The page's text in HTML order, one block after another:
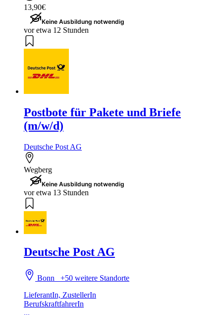
13,90€
Keine Ausbildung notwendig
vor etwa 12 Stunden
Postbote für Pakete und Briefe
(m/w/d)
Deutsche Post AG
Wegberg
Keine Ausbildung notwendig
vor etwa 13 Stunden
Deutsche Post AG
Bonn+50 weitere Standorte
LieferantIn, ZustellerIn
BerufskraftfahrerIn
...